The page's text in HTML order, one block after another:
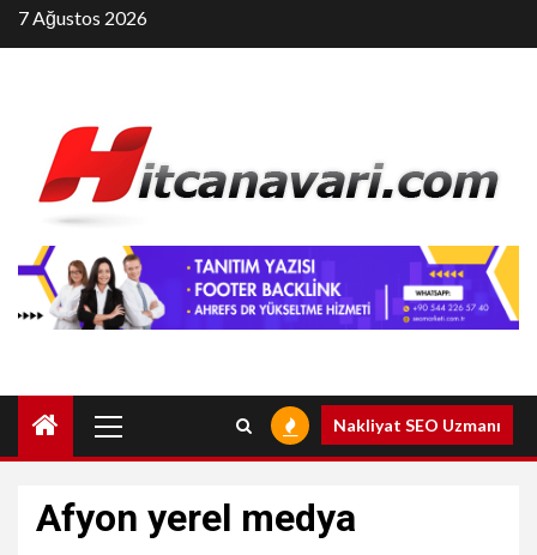
Skip
to
7 Ağustos 2026
Menu
Nakliyat SEO Uzmanı
Afyon yerel medya